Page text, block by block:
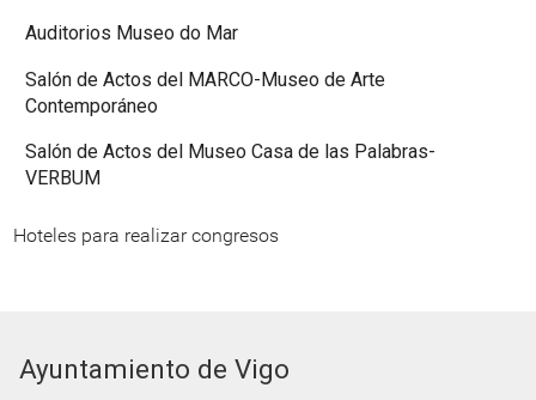
Auditorios Museo do Mar
Salón de Actos del MARCO-Museo de Arte
Contemporáneo
Salón de Actos del Museo Casa de las Palabras-
VERBUM
Hoteles para realizar congresos
Ayuntamiento de Vigo